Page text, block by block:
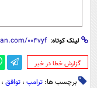
لینک کوتاه:
‌گزارش خطا در خبر
برچسب ها: ترامپ ، توافق ،